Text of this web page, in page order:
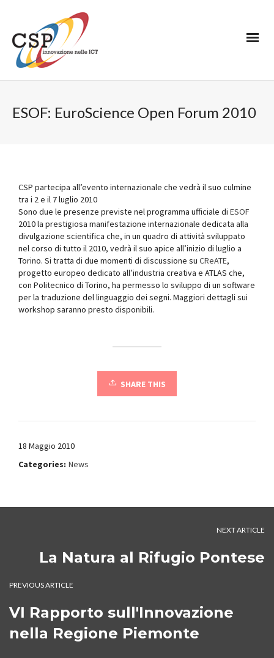
ESOF: EuroScience Open Forum 2010
CSP partecipa all’evento internazionale che vedrà il suo culmine
tra i 2 e il 7 luglio 2010
Sono due le presenze previste nel programma ufficiale di ESOF
2010 la prestigiosa manifestazione internazionale dedicata alla
divulgazione scientifica che, in un quadro di attività sviluppato
nel corso di tutto il 2010, vedrà il suo apice all’inizio di luglio a
Torino. Si tratta di due momenti di discussione su CReATE,
progetto europeo dedicato all’industria creativa e ATLAS che,
con Politecnico di Torino, ha permesso lo sviluppo di un software
per la traduzione del linguaggio dei segni. Maggiori dettagli sui
workshop saranno presto disponibili.
SHARE THIS
18 Maggio 2010
Categories: News
NEXT ARTICLE
La Natura al Rifugio Pontese
PREVIOUS ARTICLE
VI Rapporto sull'Innovazione
nella Regione Piemonte